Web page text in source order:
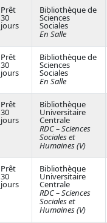
Prêt
30
jours
Bibliothèque de
Sciences
Sociales
En Salle
Prêt
30
jours
Bibliothèque de
Sciences
Sociales
En Salle
Prêt
30
jours
Bibliothèque
Universitaire
Centrale
RDC – Sciences
Sociales et
Humaines (V)
Prêt
30
jours
Bibliothèque
Universitaire
Centrale
RDC – Sciences
Sociales et
Humaines (V)